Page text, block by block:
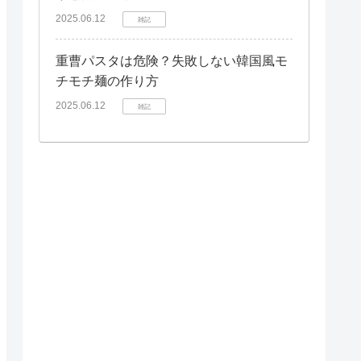
2025.06.12 雑記
重曹パスタは危険？失敗しない韓国風モ
チモチ麺の作り方
2025.06.12 雑記